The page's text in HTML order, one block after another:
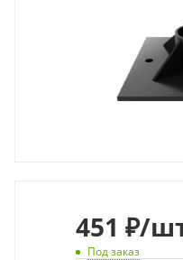
451 ₽/
Под заказ